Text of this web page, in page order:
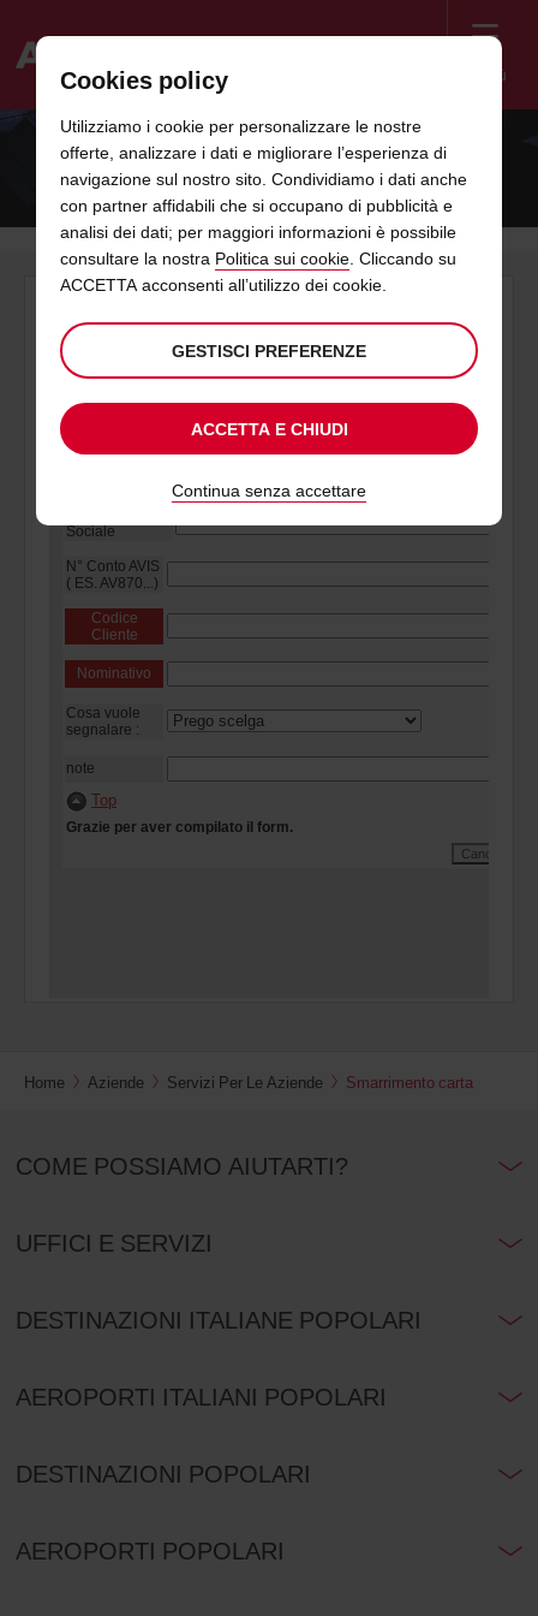
Menù
Welcome
SMARRIMENTO CARTA
Home Aziende Servizi Per Le Aziende Smarrimento carta
COME POSSIAMO AIUTARTI?
UFFICI E SERVIZI
DESTINAZIONI ITALIANE POPOLARI
AEROPORTI ITALIANI POPOLARI
DESTINAZIONI POPOLARI
AEROPORTI POPOLARI
Cookies policy
Utilizziamo i cookie per personalizzare le nostre
offerte, analizzare i dati e migliorare l’esperienza di
navigazione sul nostro sito. Condividiamo i dati anche
con partner affidabili che si occupano di pubblicità e
analisi dei dati; per maggiori informazioni è possibile
consultare la nostra Politica sui cookie. Cliccando su
ACCETTA acconsenti all’utilizzo dei cookie.
GESTISCI PREFERENZE
ACCETTA E CHIUDI
Continua senza accettare